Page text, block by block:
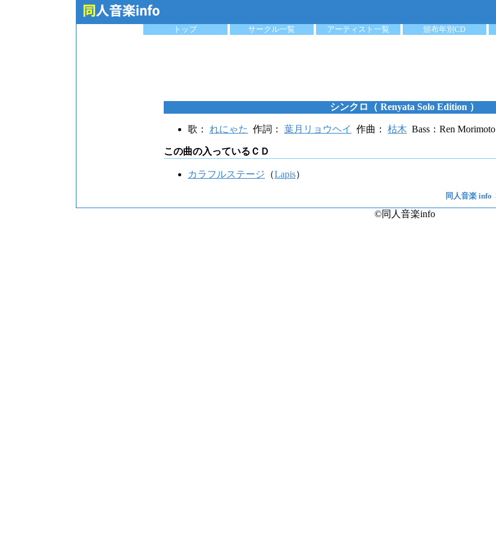
トップ
サークル一覧 アーティスト一覧 頒布年別CD
シンクロ（ Renyata Solo Edition ）
歌： れにゃた 作詞： 葉月リョウヘイ 作曲： 枯木 Bass：Ren Morimoto
この曲の入っているＣＤ
カラフルステージ （Lapis）
同人音楽 info
©同人音楽info